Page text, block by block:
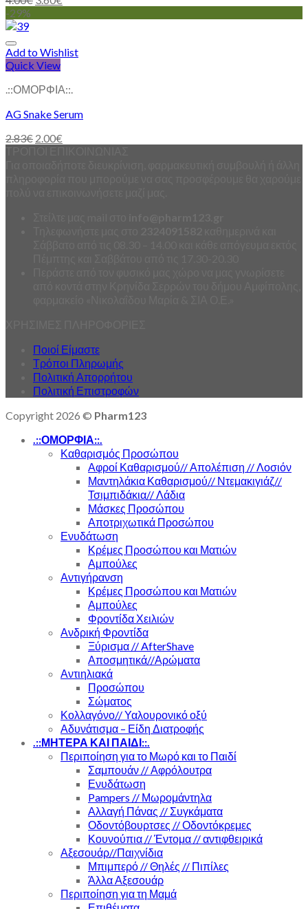
-29%
Add to Wishlist
Quick View
.::ΟΜΟΡΦΙΑ::.
AG Snake Serum
2.83€ 2.00€
Ποιοί Είμαστε
Τρόποι Πληρωμής
Πολιτική Απορρήτου
Πολιτική Επιστροφών
Copyright 2026 © Pharm123
.::ΟΜΟΡΦΙΑ::.
Καθαρισμός Προσώπου
Αφροί Καθαρισμού// Απολέπιση // Λοσιόν
Μαντηλάκια Καθαρισμού// Ντεμακιγιάζ//
Τσιμπιδάκια// Λάδια
Μάσκες Προσώπου
Αποτριχωτικά Προσώπου
Ενυδάτωση
Κρέμες Προσώπου και Ματιών
Αμπούλες
Αντιγήρανση
Κρέμες Προσώπου και Ματιών
Αμπούλες
Φροντίδα Χειλιών
Ανδρική Φροντίδα
Ξύρισμα // AfterShave
Αποσμητικά//Αρώματα
Αντιηλιακά
Προσώπου
Σώματος
Κολλαγόνο// Υαλουρονικό οξύ
Αδυνάτισμα – Είδη Διατροφής
.::ΜΗΤΕΡΑ ΚΑΙ ΠΑΙΔΙ::.
Περιποίηση για το Μωρό και το Παιδί
Σαμπουάν // Αφρόλουτρα
Ενυδάτωση
Pampers // Μωρομάντηλα
Αλλαγή Πάνας // Συγκάματα
Οδοντόβουρτσες // Οδοντόκρεμες
Κουνούπια // Έντομα // αντιφθειρικά
Αξεσουάρ//Παιχνίδια
Μπιμπερό // Θηλές // Πιπίλες
Άλλα Αξεσουάρ
Περιποίηση για τη Μαμά